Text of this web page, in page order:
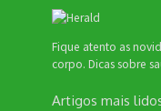
Fique atento as
corpo. Dicas sobre
Artigos mais